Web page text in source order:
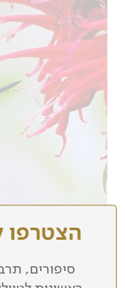
הצטרפו
סיפורים,